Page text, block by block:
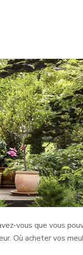
vous que vous
Où acheter vos